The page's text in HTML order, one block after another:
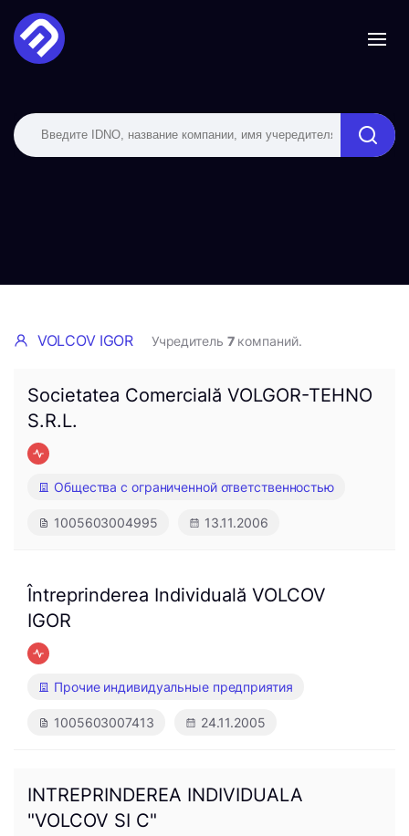
VOLCOV IGOR Учредитель 7компаний.
Societatea Comercială VOLGOR-TEHNO
S.R.L.
Общества с ограниченной ответственностью
1005603004995 13.11.2006
Întreprinderea Individuală VOLCOV
IGOR
Прочие индивидуальные предприятия
1005603007413 24.11.2005
INTREPRINDEREA INDIVIDUALA
"VOLCOV SI C"